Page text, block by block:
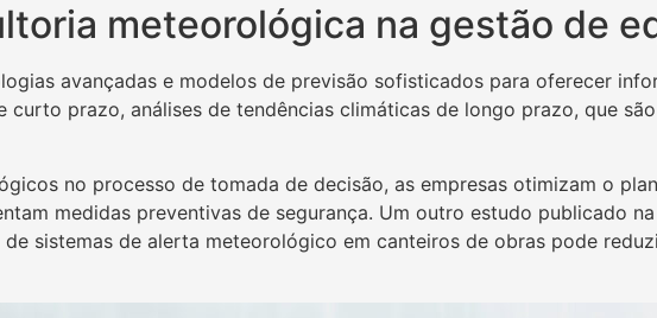
meteorológica na gestão de
avançadas e modelos de previsão sofisticados para oferecer
curto prazo, análises de tendências climáticas de longo prazo, que
no processo de tomada de decisão, as empresas otimizam o
medidas preventivas de segurança. Um outro estudo publicado
sistemas de alerta meteorológico em canteiros de obras pode